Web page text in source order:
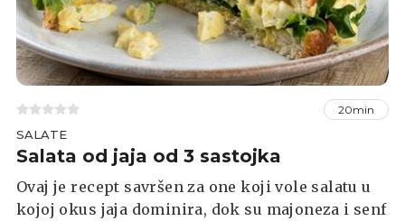
20min
SALATE
Salata od jaja od 3 sastojka
Ovaj je recept savršen za one koji vole salatu u
kojoj okus jaja dominira, dok su majoneza i senf